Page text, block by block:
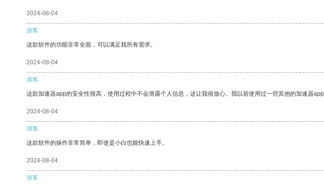
2024-08-04
游客
这款软件的功能非常全面，可以满足我所有需求。
2024-08-04
游客
这款加速器app的安全性很高，使用过程中不会泄露个人信息，这让我很放心。我以前使用过一些其他的加速器
2024-08-04
游客
这款软件的操作非常简单，即使是小白也能快速上手。
2024-08-04
游客